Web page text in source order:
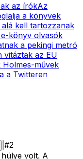
az írókAz
a könyvek
kell tartozzanak
könyv olvasók
a pekingi metró
vitáztak az EU
Holmes-művek
a Twitteren
#2
volt. A